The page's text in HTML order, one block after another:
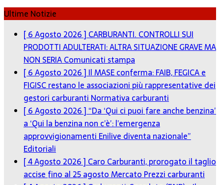
Ultime Notizie
[ 6 Agosto 2026 ] CARBURANTI. CONTROLLI SUI
PRODOTTI ADULTERATI: ALTRA SITUAZIONE GRAVE MA
NON SERIAComunicati stampa
[ 6 Agosto 2026 ] Il MASE conferma: FAIB, FEGICA e
FIGISC restano le associazioni più rappresentative dei
gestori carburanti Normativa carburanti
[ 6 Agosto 2026 ] “Da ‘Qui ci puoi fare anche benzina’
a ‘Qui la benzina non c’è’: l’emergenza
approvvigionamenti Enilive diventa nazionale”
Editoriali
[ 4 Agosto 2026 ] Caro Carburanti, prorogato il taglio
accise fino al 25 agostoMercato Prezzi carburanti